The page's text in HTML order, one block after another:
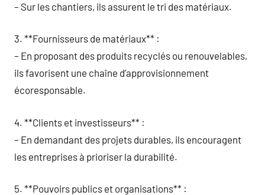
– Sur les chantiers, ils assurent le tri des matériaux.
3. **Fournisseurs de matériaux** :
– En proposant des produits recyclés ou renouvelables,
ils favorisent une chaîne d’approvisionnement
écoresponsable.
4. **Clients et investisseurs** :
– En demandant des projets durables, ils encouragent
les entreprises à prioriser la durabilité.
5. **Pouvoirs publics et organisations** :